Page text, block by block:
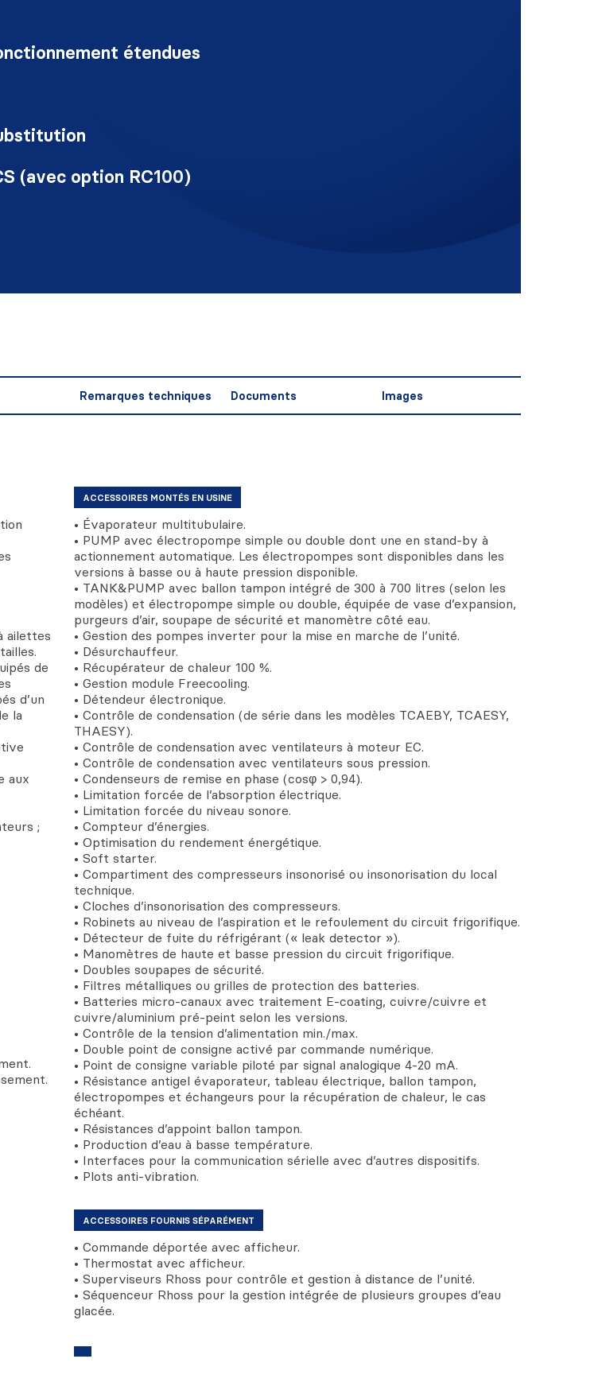
étendues
(avec option RC100)
Remarques techniques Documents Images
ailettes
de
d’un
la
aux
;
ACCESSOIRES MONTÉS EN USINE
• Évaporateur multitubulaire.
• PUMP avec électropompe simple ou double dont une en stand-by à
actionnement automatique. Les électropompes sont disponibles dans les
versions à basse ou à haute pression disponible.
• TANK&PUMP avec ballon tampon intégré de 300 à 700 litres (selon les
modèles) et électropompe simple ou double, équipée de vase d’expansion,
purgeurs d’air, soupape de sécurité et manomètre côté eau.
• Gestion des pompes inverter pour la mise en marche de l’unité.
• Désurchauffeur.
• Récupérateur de chaleur 100 %.
• Gestion module Freecooling.
• Détendeur électronique.
• Contrôle de condensation (de série dans les modèles TCAEBY, TCAESY,
THAESY).
• Contrôle de condensation avec ventilateurs à moteur EC.
• Contrôle de condensation avec ventilateurs sous pression.
• Condenseurs de remise en phase (cosφ > 0,94).
• Limitation forcée de l’absorption électrique.
• Limitation forcée du niveau sonore.
• Compteur d’énergies.
• Optimisation du rendement énergétique.
• Soft starter.
• Compartiment des compresseurs insonorisé ou insonorisation du local
technique.
• Cloches d’insonorisation des compresseurs.
• Robinets au niveau de l’aspiration et le refoulement du circuit frigorifique.
• Détecteur de fuite du réfrigérant (« leak detector »).
• Manomètres de haute et basse pression du circuit frigorifique.
• Doubles soupapes de sécurité.
• Filtres métalliques ou grilles de protection des batteries.
• Batteries micro-canaux avec traitement E-coating, cuivre/cuivre et
cuivre/aluminium pré-peint selon les versions.
• Contrôle de la tension d’alimentation min./max.
• Double point de consigne activé par commande numérique.
• Point de consigne variable piloté par signal analogique 4-20 mA.
• Résistance antigel évaporateur, tableau électrique, ballon tampon,
électropompes et échangeurs pour la récupération de chaleur, le cas
échéant.
• Résistances d’appoint ballon tampon.
• Production d’eau à basse température.
• Interfaces pour la communication sérielle avec d’autres dispositifs.
• Plots anti-vibration.
ACCESSOIRES FOURNIS SÉPARÉMENT
• Commande déportée avec afficheur.
• Thermostat avec afficheur.
• Superviseurs Rhoss pour contrôle et gestion à distance de l’unité.
• Séquenceur Rhoss pour la gestion intégrée de plusieurs groupes d’eau
glacée.